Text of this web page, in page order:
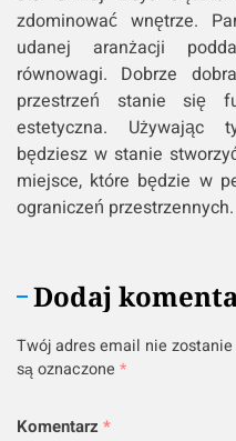
zdominować wnętrze.
udanej aranżacji
równowagi. Dobrze
przestrzeń stanie się
estetyczna. Używając
będziesz w stanie
miejsce, które będzie w
ograniczeń przestrzennych.
Dodaj
Twój adres email nie
są oznaczone *
Komentarz *